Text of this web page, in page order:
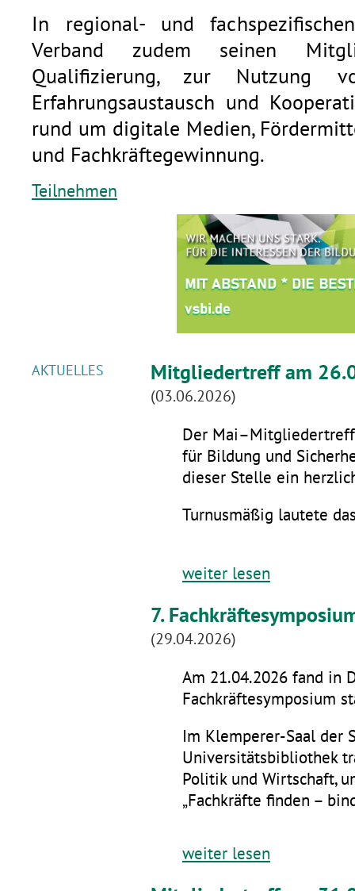
In regional- und
Verband zudem seinen
Qualifizierung, zur Nutzung
Erfahrungsaustausch und
rund um digitale Medien,
und Fachkräftegewinnung.
Teilnehmen
AKTUELLES Mitgliedertreff am
(03.06.2026)
Der
für Bildung und
dieser Stelle ein
Turnusmäßig lautete
weiter lesen
7.
(29.04.2026)
Am 21.04.2026 fand in
Fachkräftesymposium
Im Klemperer-Saal der
Universitätsbibliothek
Politik und Wirtschaft,
„Fachkräfte finden –
weiter lesen